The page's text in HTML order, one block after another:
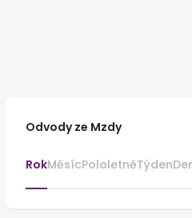
Odvody ze Mzdy
RokMěsícPololetněTýden